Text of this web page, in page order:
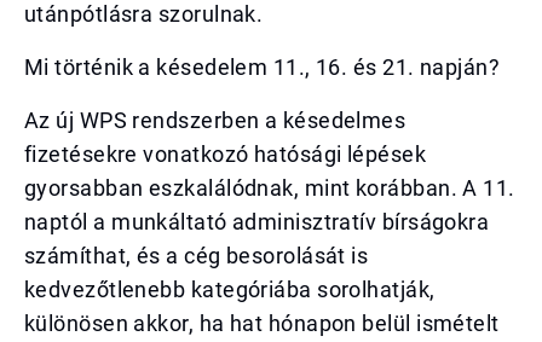
utánpótlásra szorulnak.
Mi történik a késedelem 11., 16. és 21. napján?
Az új WPS rendszerben a késedelmes
fizetésekre vonatkozó hatósági lépések
gyorsabban eszkalálódnak, mint korábban. A 11.
naptól a munkáltató adminisztratív bírságokra
számíthat, és a cég besorolását is
kedvezőtlenebb kategóriába sorolhatják,
különösen akkor, ha hat hónapon belül ismételt